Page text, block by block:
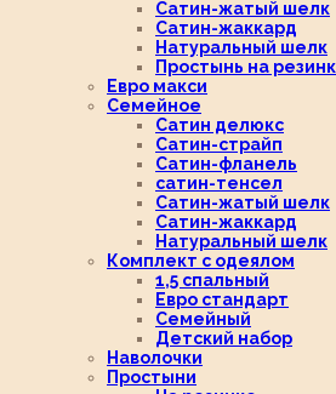
Сатин-жатый шелк
Сатин-жаккард
Натуральный шелк
Простынь на
Евро макси
Семейное
Сатин делюкс
Сатин-страйп
Сатин-фланель
сатин-тенсел
Сатин-жатый шелк
Сатин-жаккард
Натуральный шелк
Комплект с одеялом
1,5 спальный
Евро стандарт
Семейный
Детский набор
Наволочки
Простыни